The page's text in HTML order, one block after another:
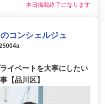
本日掲載終了になります
コンシェルジュ
イベートを大事にしたい
【品川区】